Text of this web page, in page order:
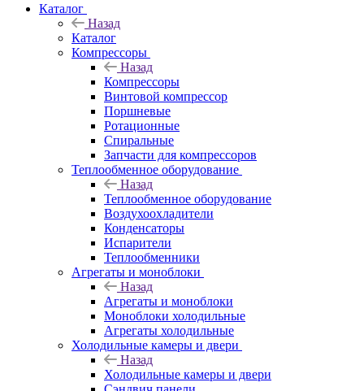
Каталог
Назад
Каталог
Компрессоры
Назад
Компрессоры
Винтовой компрессор
Поршневые
Ротационные
Спиральные
Запчасти для компрессоров
Теплообменное оборудование
Назад
Теплообменное оборудование
Воздухоохладители
Конденсаторы
Испарители
Теплообменники
Агрегаты и моноблоки
Назад
Агрегаты и моноблоки
Моноблоки холодильные
Агрегаты холодильные
Холодильные камеры и двери
Назад
Холодильные камеры и двери